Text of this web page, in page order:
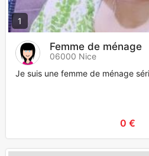
1
Femme de ménage
06000 Nice
Je suis une femme de ménage
0 €